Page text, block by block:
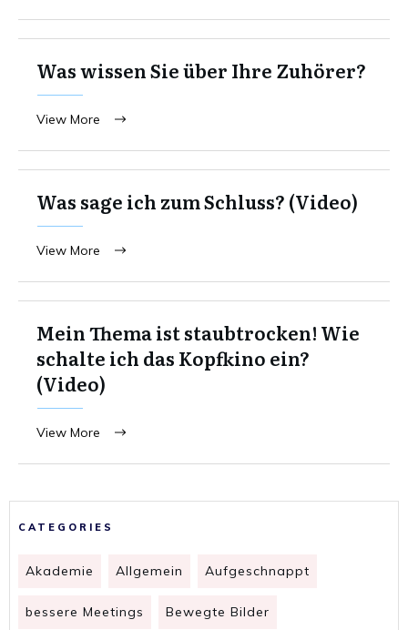
Was wissen Sie über Ihre Zuhörer?
View More
Was sage ich zum Schluss? (Video)
View More
Mein Thema ist staubtrocken! Wie
schalte ich das Kopfkino ein?
(Video)
View More
CATEGORIES
Akademie Allgemein Aufgeschnappt
bessere Meetings Bewegte Bilder